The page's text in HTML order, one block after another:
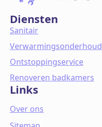
Diensten
Sanitair
Verwarmingsonderhoud
Ontstoppingservice
Renoveren badkamers
Links
Over ons